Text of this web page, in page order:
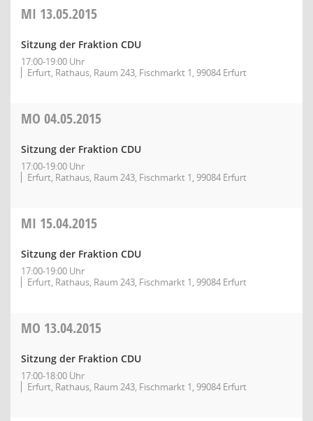
MI 13.05.2015
Sitzung der Fraktion CDU
17:00-19:00 Uhr
Erfurt, Rathaus, Raum 243, Fischmarkt 1, 99084 Erfurt
MO 04.05.2015
Sitzung der Fraktion CDU
17:00-19:00 Uhr
Erfurt, Rathaus, Raum 243, Fischmarkt 1, 99084 Erfurt
MI 15.04.2015
Sitzung der Fraktion CDU
17:00-19:00 Uhr
Erfurt, Rathaus, Raum 243, Fischmarkt 1, 99084 Erfurt
MO 13.04.2015
Sitzung der Fraktion CDU
17:00-18:00 Uhr
Erfurt, Rathaus, Raum 243, Fischmarkt 1, 99084 Erfurt